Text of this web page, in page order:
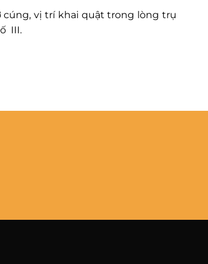
cúng, vị trí khai quật trong lòng trụ
III.